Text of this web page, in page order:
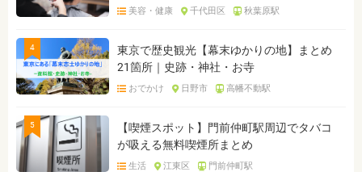
美容・健康 千代田区 秋葉原駅
4
東京で歴史観光【幕末ゆかりの地】まとめ
21箇所｜史跡・神社・お寺
おでかけ 日野市 高幡不動駅
5
【喫煙スポット】門前仲町駅周辺でタバコ
が吸える無料喫煙所まとめ
生活 江東区 門前仲町駅